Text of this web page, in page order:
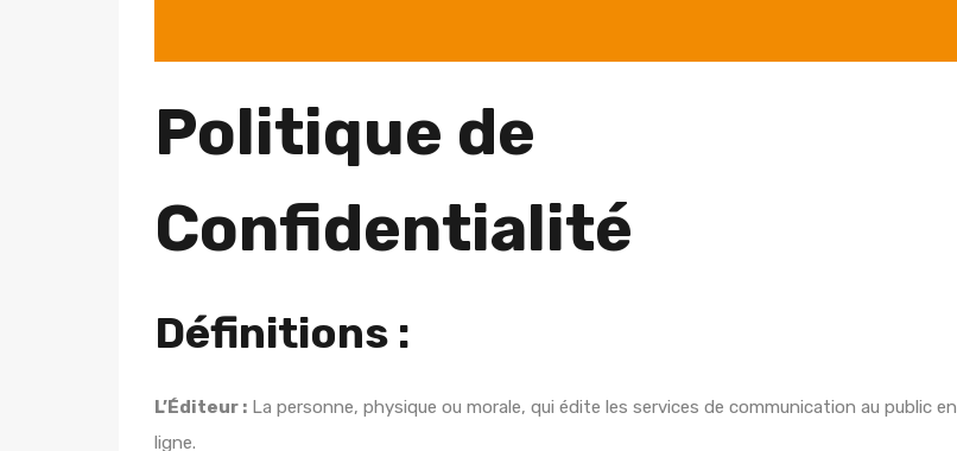
Politique de
Confidentialité
Définitions :
L’Éditeur : La personne, physique ou morale, qui édite les services de communication au public en
ligne.